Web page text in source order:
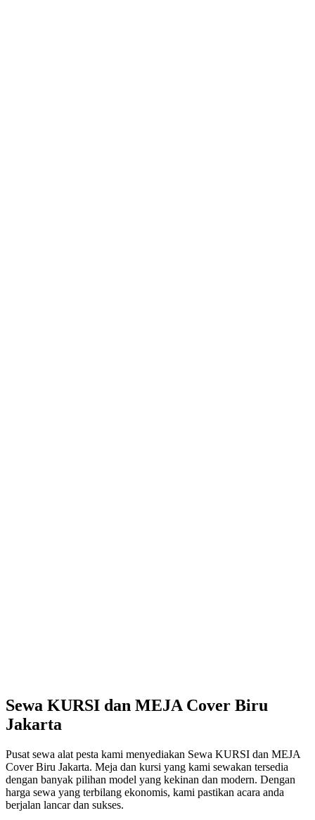
Sewa KURSI dan MEJA Cover Biru
Jakarta
Pusat sewa alat pesta kami menyediakan Sewa KURSI dan MEJA
Cover Biru Jakarta. Meja dan kursi yang kami sewakan tersedia
dengan banyak pilihan model yang kekinan dan modern. Dengan
harga sewa yang terbilang ekonomis, kami pastikan acara anda
berjalan lancar dan sukses.